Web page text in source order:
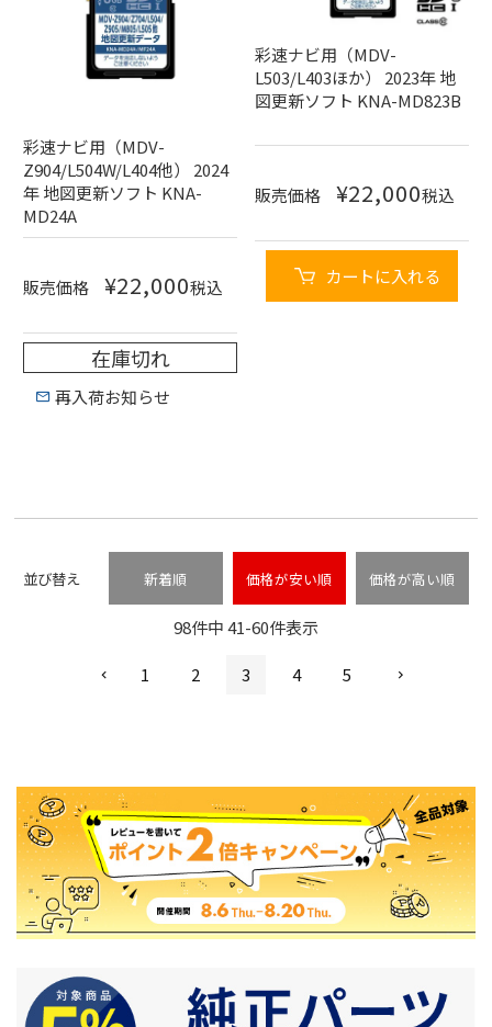
彩速ナビ用（MDV-
Z904/L504W/L404他） 2024
年 地図更新ソフト KNA-
MD24A
販売価格 ¥22,000税込
在庫切れ
再入荷お知らせ
彩速ナビ用（MDV-
L503/L403ほか） 2023年 地
図更新ソフト KNA-MD823B
販売価格 ¥22,000税込
カートに入れる
並び替え 新着順 価格が安い順 価格が高い順
98件中41-60件表示
1 2 3 4 5